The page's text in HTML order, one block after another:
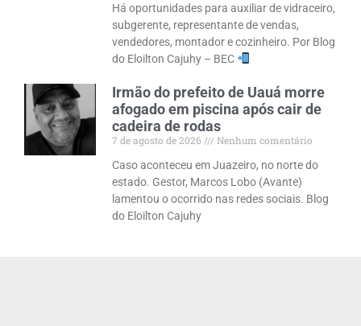
Há oportunidades para auxiliar de vidraceiro,
subgerente, representante de vendas,
vendedores, montador e cozinheiro. Por Blog
do Eloilton Cajuhy – BEC
Irmão do prefeito de Uauá morre
afogado em piscina após cair de
cadeira de rodas
7 de agosto de 2026
Nenhum comentário
Caso aconteceu em Juazeiro, no norte do
estado. Gestor, Marcos Lobo (Avante)
lamentou o ocorrido nas redes sociais. Blog
do Eloilton Cajuhy